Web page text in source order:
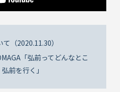
（2020.11.30）
「弘前ってどんなとこ
前を行く」